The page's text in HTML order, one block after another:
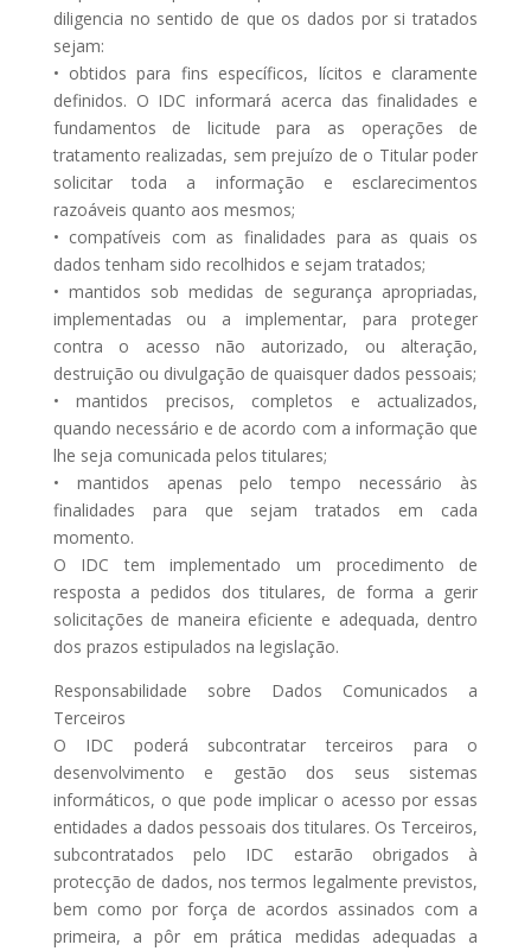
diligencia no sentido de que os dados por si tratados
sejam:
• obtidos para fins específicos, lícitos e claramente
definidos. O IDC informará acerca das finalidades e
fundamentos de licitude para as operações de
tratamento realizadas, sem prejuízo de o Titular poder
solicitar toda a informação e esclarecimentos
razoáveis quanto aos mesmos;
• compatíveis com as finalidades para as quais os
dados tenham sido recolhidos e sejam tratados;
• mantidos sob medidas de segurança apropriadas,
implementadas ou a implementar, para proteger
contra o acesso não autorizado, ou alteração,
destruição ou divulgação de quaisquer dados pessoais;
• mantidos precisos, completos e actualizados,
quando necessário e de acordo com a informação que
lhe seja comunicada pelos titulares;
• mantidos apenas pelo tempo necessário às
finalidades para que sejam tratados em cada
momento.
O IDC tem implementado um procedimento de
resposta a pedidos dos titulares, de forma a gerir
solicitações de maneira eficiente e adequada, dentro
dos prazos estipulados na legislação.
Responsabilidade sobre Dados Comunicados a
Terceiros
O IDC poderá subcontratar terceiros para o
desenvolvimento e gestão dos seus sistemas
informáticos, o que pode implicar o acesso por essas
entidades a dados pessoais dos titulares. Os Terceiros,
subcontratados pelo IDC estarão obrigados à
protecção de dados, nos termos legalmente previstos,
bem como por força de acordos assinados com a
primeira, a pôr em prática medidas adequadas a